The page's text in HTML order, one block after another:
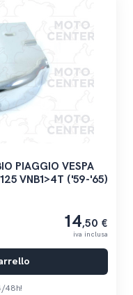
PIAGGIO VESPA
VNB1>4T ('59-'65)
14,50 €
iva inclusa
48h!